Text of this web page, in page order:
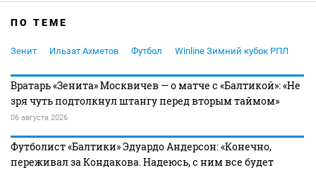
ПО ТЕМЕ
Зенит Ильзат Ахметов Футбол Winline Зимний кубок РПЛ
Вратарь «Зенита» Москвичев — о матче с «Балтикой»: «Не
зря чуть подтолкнул штангу перед вторым таймом»
06 августа 2026
Футболист «Балтики» Эдуардо Андерсон: «Конечно,
переживал за Кондакова. Надеюсь, с ним все будет